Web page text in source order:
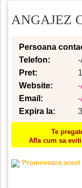
ANGAJEZ
Persoana
Telefon:
-
Pret:
Website:
-
Email:
-
Expira la:
Te
Afla cum sa
Promoveaza